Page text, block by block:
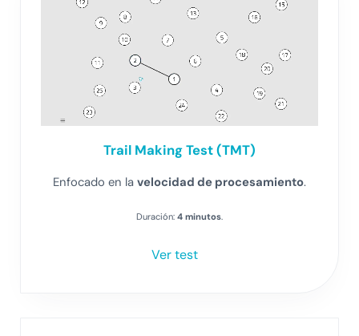
Trail Making Test (TMT)
Enfocado en la velocidad de procesamiento.
Duración: 4 minutos.
Ver test